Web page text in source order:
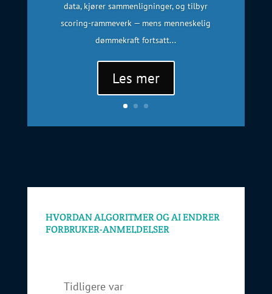
data, kjører sammenligninger, og tilbyr
scoring-rammeverk — mens menneskelig
dømmekraft fortsatt...
Les mer
HVORDAN ALGORITMER OG AI ENDRER
FORBRUKER-ANMELDELSER
Tidligere var